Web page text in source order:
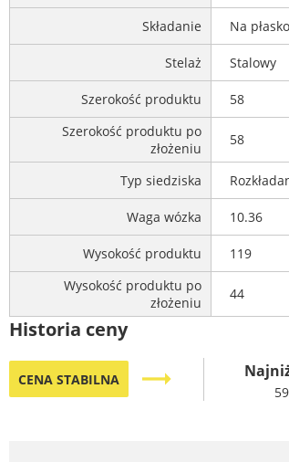
Składanie Na płasko
Stelaż Stalowy
Szerokość produktu
58
Szerokość produktu po
złożeniu
58
Typ siedziska
Waga wózka 10.36
Wysokość produktu
119
Wysokość produktu po
złożeniu
44
Historia ceny
CENA STABILNA trending_flat